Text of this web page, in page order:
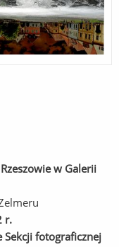
w Galerii
r.
Sekcji fotograficznej